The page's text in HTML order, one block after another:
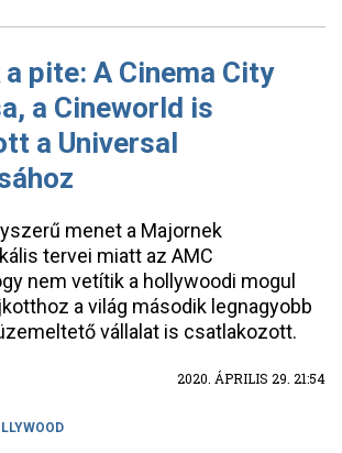
pite: A Cinema City
a Cineworld is
a Universal
menet a Majornek
tervei miatt az AMC
nem vetítik a hollywoodi mogul
a világ második legnagyobb
vállalat is csatlakozott.
2020. ÁPRILIS 29. 21:54